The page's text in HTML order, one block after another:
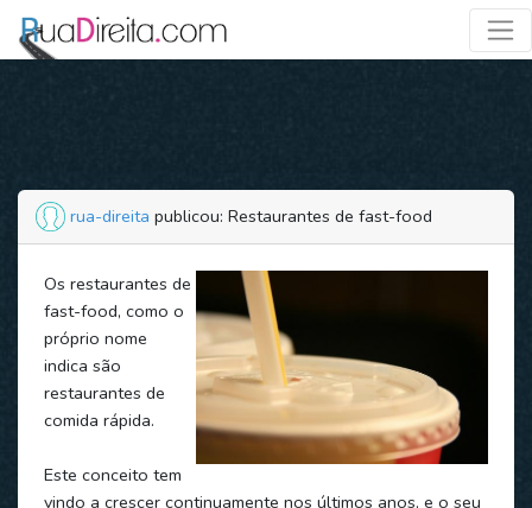
rua-direita publicou: Restaurantes de fast-food
Os restaurantes de
fast-food, como o
próprio nome
indica são
restaurantes de
comida rápida.
Este conceito tem
vindo a crescer continuamente nos últimos anos, e o seu